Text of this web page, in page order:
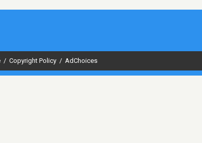
/ Copyright Policy / AdChoices